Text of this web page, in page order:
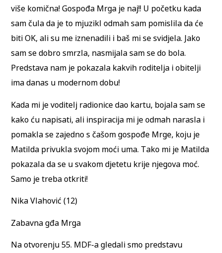
više komična! Gospođa Mrga je naj!! U početku kada
sam čula da je to mjuzikl odmah sam pomislila da će
biti OK, ali su me iznenadili i baš mi se svidjela. Jako
sam se dobro smrzla, nasmijala sam se do bola.
Predstava nam je pokazala kakvih roditelja i obitelji
ima danas u modernom dobu!
Kada mi je voditelj radionice dao kartu, bojala sam se
kako ću napisati, ali inspiracija mi je odmah narasla i
pomakla se zajedno s čašom gospođe Mrge, koju je
Matilda privukla svojom moći uma. Tako mi je Matilda
pokazala da se u svakom djetetu krije njegova moć.
Samo je treba otkriti!
Nika Vlahović (12)
Zabavna gđa Mrga
Na otvorenju 55. MDF-a gledali smo predstavu